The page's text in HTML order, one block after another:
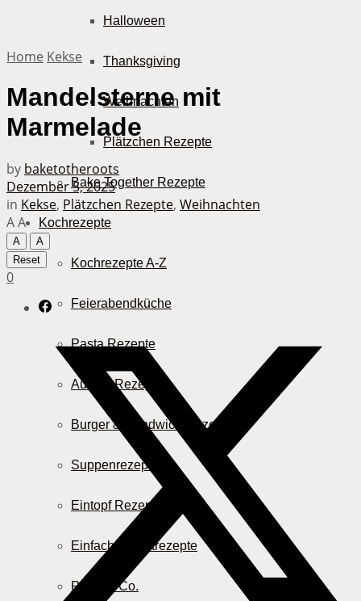
Halloween
Thanksgiving
Weihnachten
Plätzchen Rezepte
Bake Together Rezepte
Kochrezepte
Kochrezepte A-Z
Feierabendküche
Pasta Rezepte
Auflauf Rezepte
Burger & Sandwich Rezepte
Suppenrezepte
Eintopf Rezepte
Einfache Salatrezepte
Pizza & Co.
Home Kekse
Mandelsterne mit
Marmelade
by baketotheroots
Dezember 5, 2025
in Kekse, Plätzchen Rezepte, Weihnachten
AA
A
A
Reset
0